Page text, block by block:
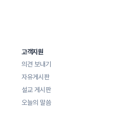
고객지원
의견 보내기
자유게시판
설교 게시판
오늘의 말씀